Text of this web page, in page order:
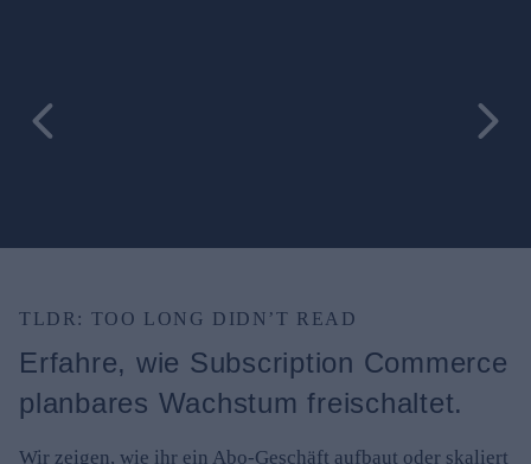
TLDR: TOO LONG DIDN’T READ
Erfahre, wie Subscription Commerce
planbares Wachstum freischaltet.
Wir zeigen, wie ihr ein Abo-Geschäft aufbaut oder skaliert